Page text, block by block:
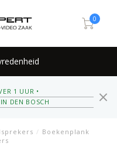
0
1 UUR •
DEN BOSCH
/ Boekenplank